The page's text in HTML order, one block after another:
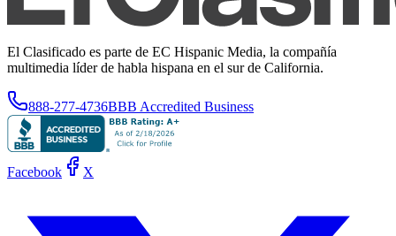
El Clasificado es parte de EC Hispanic Media, la compañía
multimedia líder de habla hispana en el sur de California.
888-277-4736BBB Accredited Business
Facebook X